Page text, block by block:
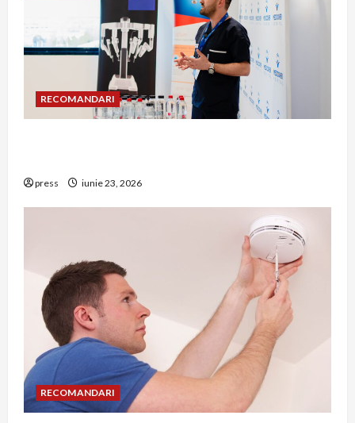
RECOMANDARI
press iunie 23, 2026
RECOMANDARI